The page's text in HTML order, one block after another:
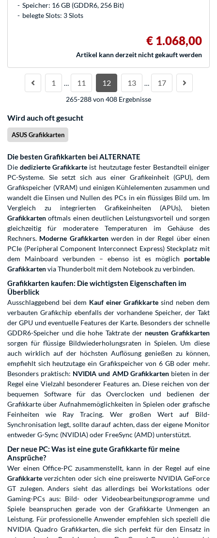
Speicher: 16 GB (GDDR6, 256 Bit)
belegte Slots: 3 Slots
€ 1.068,00
Artikel kann derzeit nicht gekauft werden
1 … 11 12 13 … 17
265-288 von 408 Ergebnisse
Wird auch oft gesucht
ASUS Grafikkarten
Die besten Grafikkarten bei ALTERNATE
Diededizierte Grafikkarte ist heutzutage fester Bestandteil einiger
PC-Systeme. Sie setzt sich aus einer Grafikeinheit (GPU), dem
Grafikspeicher (VRAM) und einigen Kühlelementen zusammen und
wandelt die Einsen und Nullen des PCs in ein flüssiges Bild um. Im
Vergleich zu integrierten Grafikeinheiten (APUs), bieten
Grafikkarten oftmals einen deutlichen Leistungsvorteil und sorgen
gleichzeitig für moderatere Temperaturen im Gehäuse des
Rechners. Moderne Grafikkartenwerden in der Regel über einen
PCIe (Peripheral Component Interconnect Express) Steckplatz mit
dem Mainboard verbunden – ebenso ist es möglich portable
Grafikkartenvia Thunderbolt mit dem Notebook zu verbinden.
Grafikkarten kaufen: Die wichtigsten Eigenschaften im
Überblick
Ausschlaggebend bei dem Kauf einer Grafikkarte sind neben dem
verbauten Grafikchip ebenfalls der vorhandene Speicher, der Takt
der GPU und eventuelle Features der Karte. Besonders der schnelle
GDDR6-Speicher und die hohe Taktrate der neusten Grafikkarten
sorgen für flüssige Bildwiederholungsraten in Spielen. Um diese
auch wirklich auf der höchsten Auflösung genießen zu können,
empfiehlt sich heutzutage ein Grafikspeicher von 6 GB oder mehr.
Besonders praktisch: NVIDIAund AMD Grafikkartenbieten in der
Regel eine Vielzahl besonderer Features an. Diese reichen von der
bequemen Software für das Overclocken und bedienen der
Grafikkarte über Aufnahmemöglichkeiten in Spielen oder grafische
Feinheiten wie Ray Tracing. Wer großen Wert auf Bild-
Synchronisation legt, sollte darauf achten, dass der eigene Monitor
entweder G-Sync (NVIDIA) oder FreeSync (AMD) unterstützt.
Der neue PC: Was ist eine gute Grafikkarte für meine
Ansprüche?
Wer einen Office-PC zusammenstellt, kann in der Regel auf eine
Grafikkarte verzichten oder sich eine preiswerte NVIDIA GeForce
GT zulegen. Anders sieht das allerdings bei Workstations oder
Gaming-PCs aus: Bild- oder Videobearbeitungsprogramme und
Spiele beanspruchen gerade von der Grafikkarte Unmengen an
Leistung. Für professionelle Anwender empfehlen sich speziell die
NVIDIA Quadro Grafikkarten, die sich perfekt für den Einsatz in